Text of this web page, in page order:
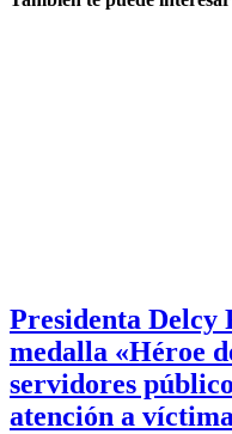
Presidenta Delcy
medalla «Héroe
servidores
atención a